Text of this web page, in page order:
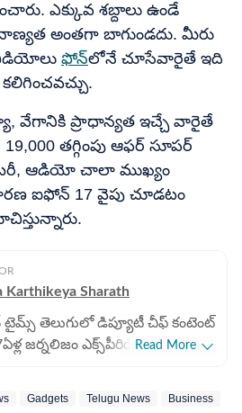
ఎక్కువ శబ్దాలు ఉండే
అంతగా బాగుండదు. మీరు
ఫోన్‌లోనే చూసేవారైతే ఇది
వేగానికి ప్రాధాన్యత ఇచ్చే వారైతే
తగ్గింపు ఆఫర్ సూపర్
ఆడియో చాలా ముఖ్యం
ఐఫోన్ 17 వైపు చూడటం
Karthikeya Sharath
టైమ్స్ తెలుగులో డిప్యూటీ చీఫ్​ కంటెంట్
జర్నలిజం ఎక్స్​పీరియెన్స్​తో ఇక్కడ
Read More
Gadgets Telugu News Business